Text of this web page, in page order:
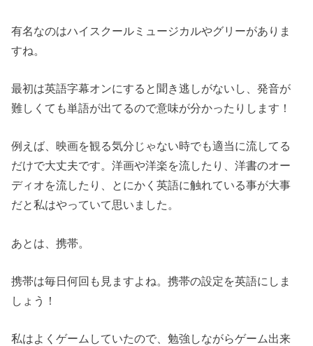
有名なのはハイスクールミュージカルやグリーがありま
すね。
最初は英語字幕オンにすると聞き逃しがないし、発音が
難しくても単語が出てるので意味が分かったりします！
例えば、映画を観る気分じゃない時でも適当に流してる
だけで大丈夫です。洋画や洋楽を流したり、洋書のオー
ディオを流したり、とにかく英語に触れている事が大事
だと私はやっていて思いました。
あとは、携帯。
携帯は毎日何回も見ますよね。携帯の設定を英語にしま
しょう！
私はよくゲームしていたので、勉強しながらゲーム出来